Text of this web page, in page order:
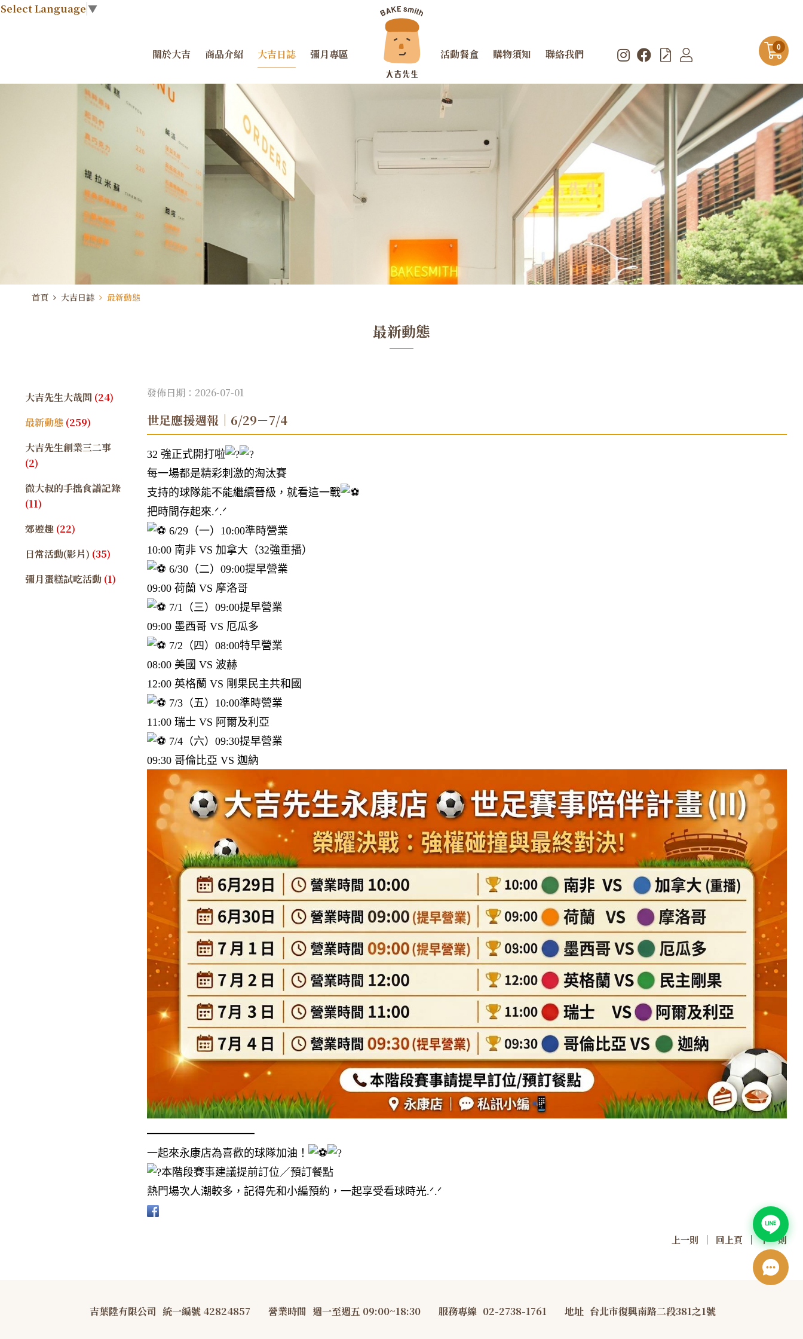
Select Language▼
關於大吉 商品介紹 大吉日誌 彌月專區 活動餐盒 購物須知 聯絡我們
首頁 大吉日誌 最新動態
最新動態
大吉先生大哉問 (24)
最新動態 (259)
大吉先生創業三二事
(2)
微大叔的手拙食譜記錄
(11)
郊遊趣 (22)
日常活動(影片) (35)
彌月蛋糕試吃活動 (1)
發佈日期：2026-07-01
世足應援週報｜6/29－7/4
32 強正式開打啦
每一場都是精彩刺激的淘汰賽
支持的球隊能不能繼續晉級，就看這一戰
把時間存起來.ᐟ.ᐟ
6/29（一）10:00準時營業
10:00 南非 VS 加拿大（32強重播）
6/30（二）09:00提早營業
09:00 荷蘭 VS 摩洛哥
7/1（三）09:00提早營業
09:00 墨西哥 VS 厄瓜多
7/2（四）08:00特早營業
08:00 美國 VS 波赫
12:00 英格蘭 VS 剛果民主共和國
7/3（五）10:00準時營業
11:00 瑞士 VS 阿爾及利亞
7/4（六）09:30提早營業
09:30 哥倫比亞 VS 迦納
━━━━━━━━━━
一起來永康店為喜歡的球隊加油！
本階段賽事建議提前訂位／預訂餐點
熱門場次人潮較多，記得先和小編預約，一起享受看球時光.ᐟ.ᐟ
上一則 | 回上頁 |下一則
吉葉陞有限公司 統一編號 42824857 營業時間 週一至週五 09:00~18:30 服務專線 02-2738-1761 地址 台北市復興南路二段381之1號
0